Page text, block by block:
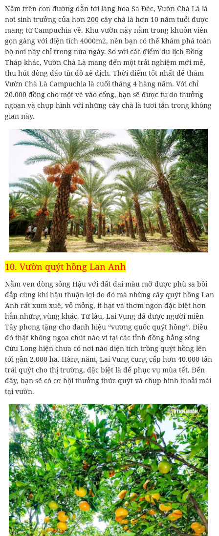
Nằm trên con đường dẫn tới làng hoa Sa Đéc, Vườn Chà Là là
nơi sinh trưởng của hơn 200 cây chà là hơn 10 năm tuổi được
mang từ Campuchia về. Khu vườn này nằm trong khuôn viên
gọn gàng với diện tích 4000m2, nên bạn có thể khám phá toàn
bộ nơi này chỉ trong nửa ngày. So với các điểm du lịch Đồng
Tháp khác, Vườn Chà Là mang đến một trải nghiệm mới mẻ,
thu hút đông đảo tín đồ xê dịch. Thời điểm tốt nhất để thăm
Vườn Chà Là Campuchia là cuối tháng 4 hàng năm. Với chỉ
20.000 đồng cho một vé vào cổng, bạn sẽ được tự do thưởng
ngoạn và chụp hình với những cây chà là tươi tắn trong không
gian này.
10. Vườn quýt hồng Lan Anh
Nằm ven dòng sông Hậu với đất đai màu mỡ được phù sa bồi
đắp cùng khí hậu thuận lợi do đó mà những cây quýt hồng Lan
Anh rất xum xuê, vỏ mỏng, ít hạt và thơm ngon đặc biệt hơn
hẳn những vùng khác. Từ lâu, Lai Vung đã được người miền
Tây phong tặng cho danh hiệu “vương quốc quýt hồng”. Điều
đó thật không ngoa chút nào vì tại các tỉnh đồng bằng sông
Cửu Long hiện chưa có nơi nào diện tích trồng quýt hồng lên
tới gần 2.000 ha. Hàng năm, Lai Vung cung cấp hơn 40.000 tấn
trái quýt cho thị trường, đặc biệt là để phục vụ mùa tết. Đến
đây, bạn sẽ có cơ hội thưởng thức quýt và chụp hình thoải mái
tại vườn.